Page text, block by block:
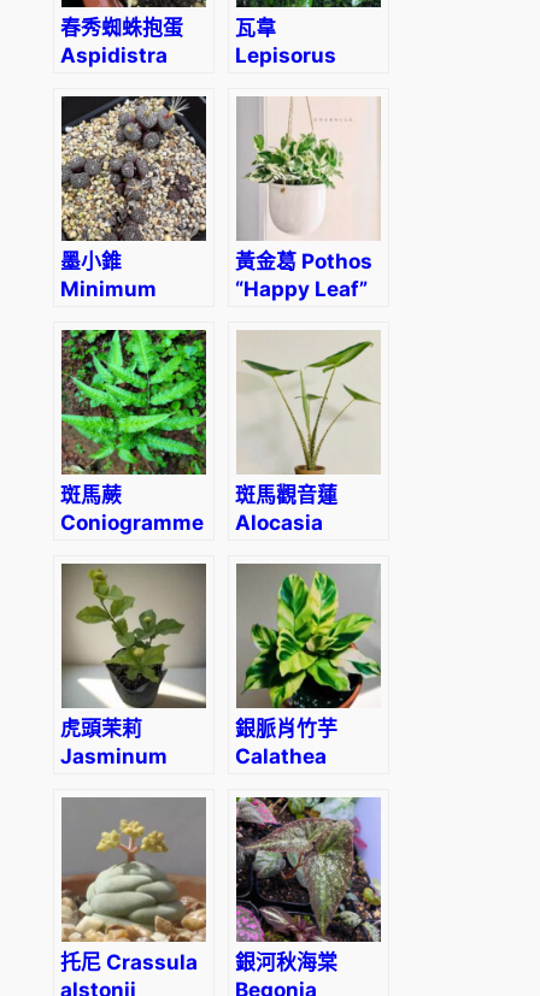
春秀蜘蛛抱蛋
Aspidistra
瓦韋
Lepisorus
(Kaulf.) Ching
墨小錐
Minimum
黃金葛 Pothos
“Happy Leaf”
斑馬蕨
Coniogramme
‘Golden
Zebra’
斑馬觀音蓮
Alocasia
虎頭茉莉
Jasminum
銀脈肖竹芋
Calathea
Beauty’
托尼 Crassula
alstonii
銀河秋海棠
Begonia